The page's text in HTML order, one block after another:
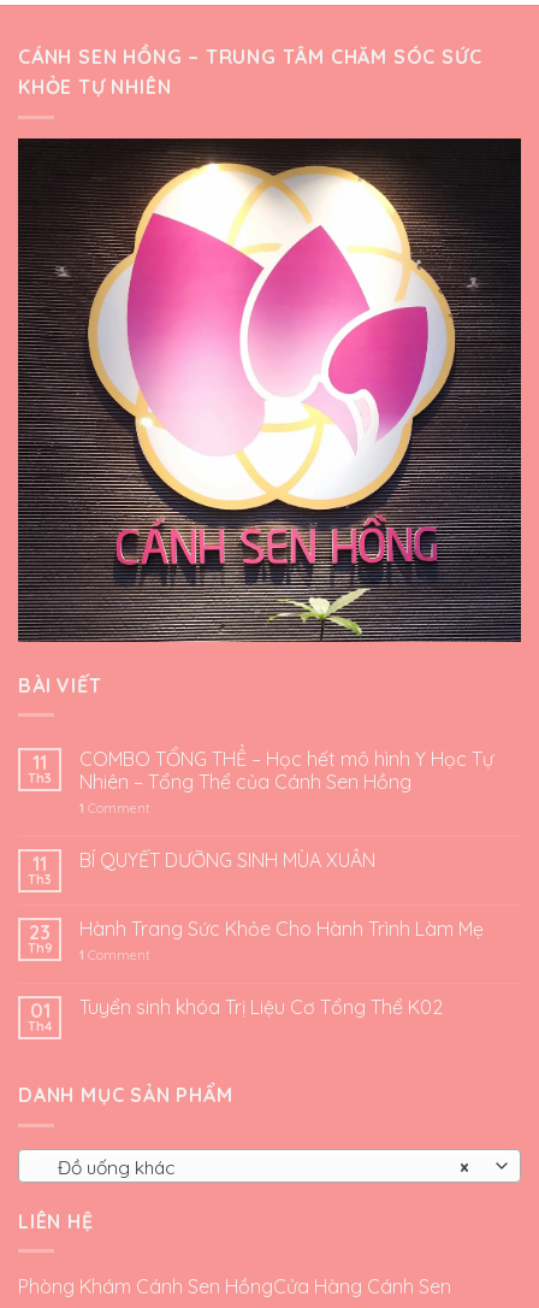
CÁNH SEN HỒNG – TRUNG TÂM CHĂM SÓC SỨC
KHỎE TỰ NHIÊN
BÀI VIẾT
11
Th3
COMBO TỔNG THỂ – Học hết mô hình Y Học Tự
Nhiên – Tổng Thể của Cánh Sen Hồng
1 Comment
11
Th3
BÍ QUYẾT DƯỠNG SINH MÙA XUÂN
23
Th9
Hành Trang Sức Khỏe Cho Hành Trình Làm Mẹ
1 Comment
01
Th4
Tuyển sinh khóa Trị Liệu Cơ Tổng Thể K02
DANH MỤC SẢN PHẨM
×
Đồ uống khác
LIÊN HỆ
Phòng Khám Cánh Sen HồngCửa Hàng Cánh Sen